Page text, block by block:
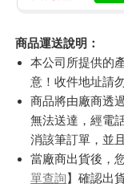
商品運送說明：
本公司所提供的
意！收件地址請
商品將由廠商透
無法送達，經電
消該筆訂單，並
當廠商出貨後，
單查詢】確認出